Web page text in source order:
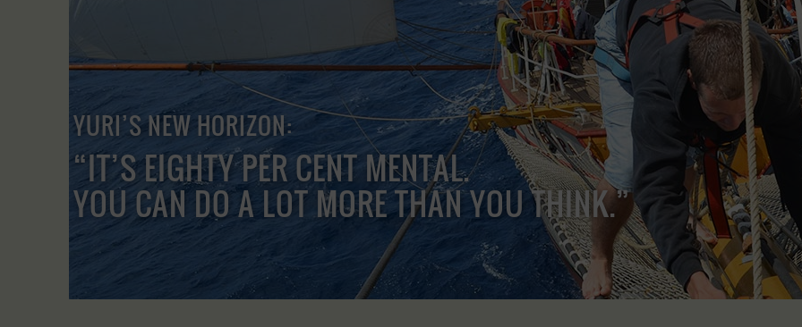
YURI’S NEW HORIZON:
“IT’S EIGHTY PER CENT MENTAL.
YOU CAN DO A LOT MORE THAN YOU THINK.”